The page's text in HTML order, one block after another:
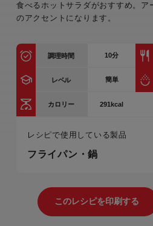
食べるホットサラダがおすすめ。ア
のアクセントになります。
調理時間 10分
レベル 簡単
カロリー 291kcal
レシピで使用している製品
フライパン・鍋